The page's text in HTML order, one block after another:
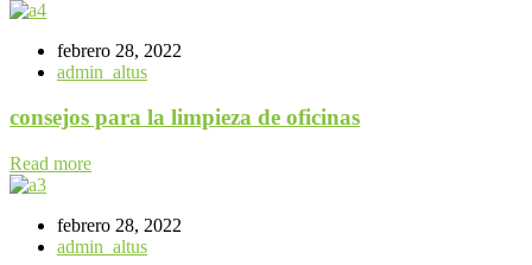
febrero 28, 2022
admin_altus
consejos para la limpieza de oficinas
Read more
febrero 28, 2022
admin_altus